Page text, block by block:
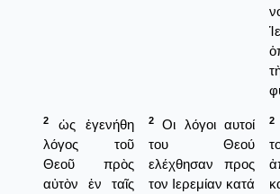
2
ὡς ἐγενήθη
λόγος τοῦ
Θεοῦ πρὸς
αὐτὸν ἐν ταῖς
2
Οι λόγοι αυτοί
του Θεού
ελέχθησαν προς
τον Ιερεμίαν κατά
2